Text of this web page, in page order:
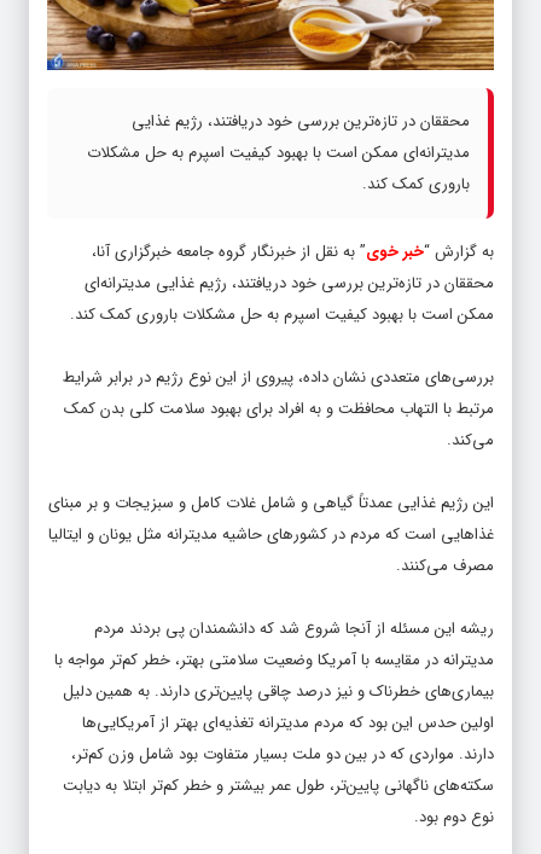
محققان در تازه‌ترین بررسی خود دریافتند، رژیم غذایی
مدیترانه‌ای ممکن است با بهبود کیفیت اسپرم به حل مشکلات
باروری کمک کند.
به گزارش “خبر خوی” به نقل از خبرنگار گروه جامعه خبرگزاری آنا،
محققان در تازه‌ترین بررسی خود دریافتند، رژیم غذایی مدیترانه‌ای
ممکن است با بهبود کیفیت اسپرم به حل مشکلات باروری کمک کند.
بررسی‌های متعددی نشان داده، پیروی از این نوع رژیم در برابر شرایط
مرتبط با التهاب محافظت و به افراد برای بهبود سلامت کلی بدن کمک
می‌کند.
این رژیم غذایی عمدتاً گیاهی و شامل غلات کامل و سبزیجات و بر مبنای
غذاهایی است که مردم در کشورهای حاشیه مدیترانه مثل یونان و ایتالیا
مصرف می‌کنند.
ریشه این مسئله از آنجا شروع شد که دانشمندان پی بردند مردم
مدیترانه در مقایسه با آمریکا وضعیت سلامتی بهتر، خطر کم‌تر مواجه با
بیماری‌های خطرناک و نیز درصد چاقی پایین‌تری دارند. به همین دلیل
اولین حدس این بود که مردم مدیترانه تغذیه‌ای بهتر از آمریکایی‌ها
دارند. مواردی که در بین دو ملت بسیار متفاوت بود شامل وزن کم‌تر،
سکته‌های ناگهانی پایین‌تر، طول عمر بیشتر و خطر کم‌تر ابتلا به دیابت
نوع دوم بود.